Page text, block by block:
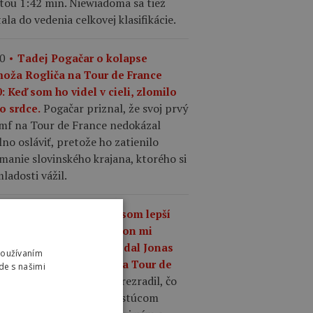
do vedenia celkovej klasifikácie.
Tadej Pogačar o kolapse
Rogliča na Tour de France
Keď som ho videl v cieli, zlomilo
srdce. Pogačar priznal, že svoj prvý
na Tour de France nedokázal
osláviť, pretože ho zatienilo
slovinského krajana, ktorého si
vážil.
„Čo mám robiť, keď som lepší
predtým, a on mi
tomu odíde?,“ povedal Jonas
o Pogačarovi na Tour de
Mattias Skjelmose prezradil, čo
povedal Vingegaard o rastúcom
s našimi